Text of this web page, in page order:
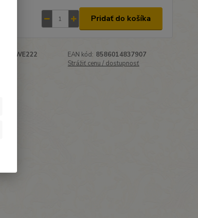
Pridať do košíka
19-WE222 EAN kód: 8586014837907
Strážiť cenu / dostupnosť